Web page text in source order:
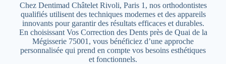
Chez Dentimad Châtelet Rivoli, Paris 1, nos orthodontistes
qualifiés utilisent des techniques modernes et des appareils
innovants pour garantir des résultats efficaces et durables.
En choisissant Vos Correction des Dents près de Quai de la
Mégisserie 75001, vous bénéficiez d’une approche
personnalisée qui prend en compte vos besoins esthétiques
et fonctionnels.